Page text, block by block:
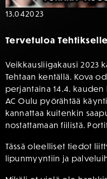
13.042023
Tervetuloa
Veikkausliigakausi 2023
Tehtaan kentällä. Kova
perjantaina 14.4. kauden
AC Oulu pyörähtää
kannattaa kuitenkin
nostattamaan fiilistä.
Tässä oleelliset tiedot
lipunmyyntiin ja